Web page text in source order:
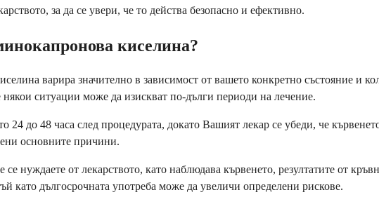
за да се увери, че то действа безопасно и ефективно.
киселина?
варира значително в зависимост от вашето конкретно състояние и
ситуации може да изискват по-дълги периоди на лечение.
до 48 часа след процедурата, докато Вашият лекар се убеди, че
основните причини.
нуждаете от лекарството, като наблюдава кървенето, резултатите от
като дългосрочната употреба може да увеличи определени рискове.